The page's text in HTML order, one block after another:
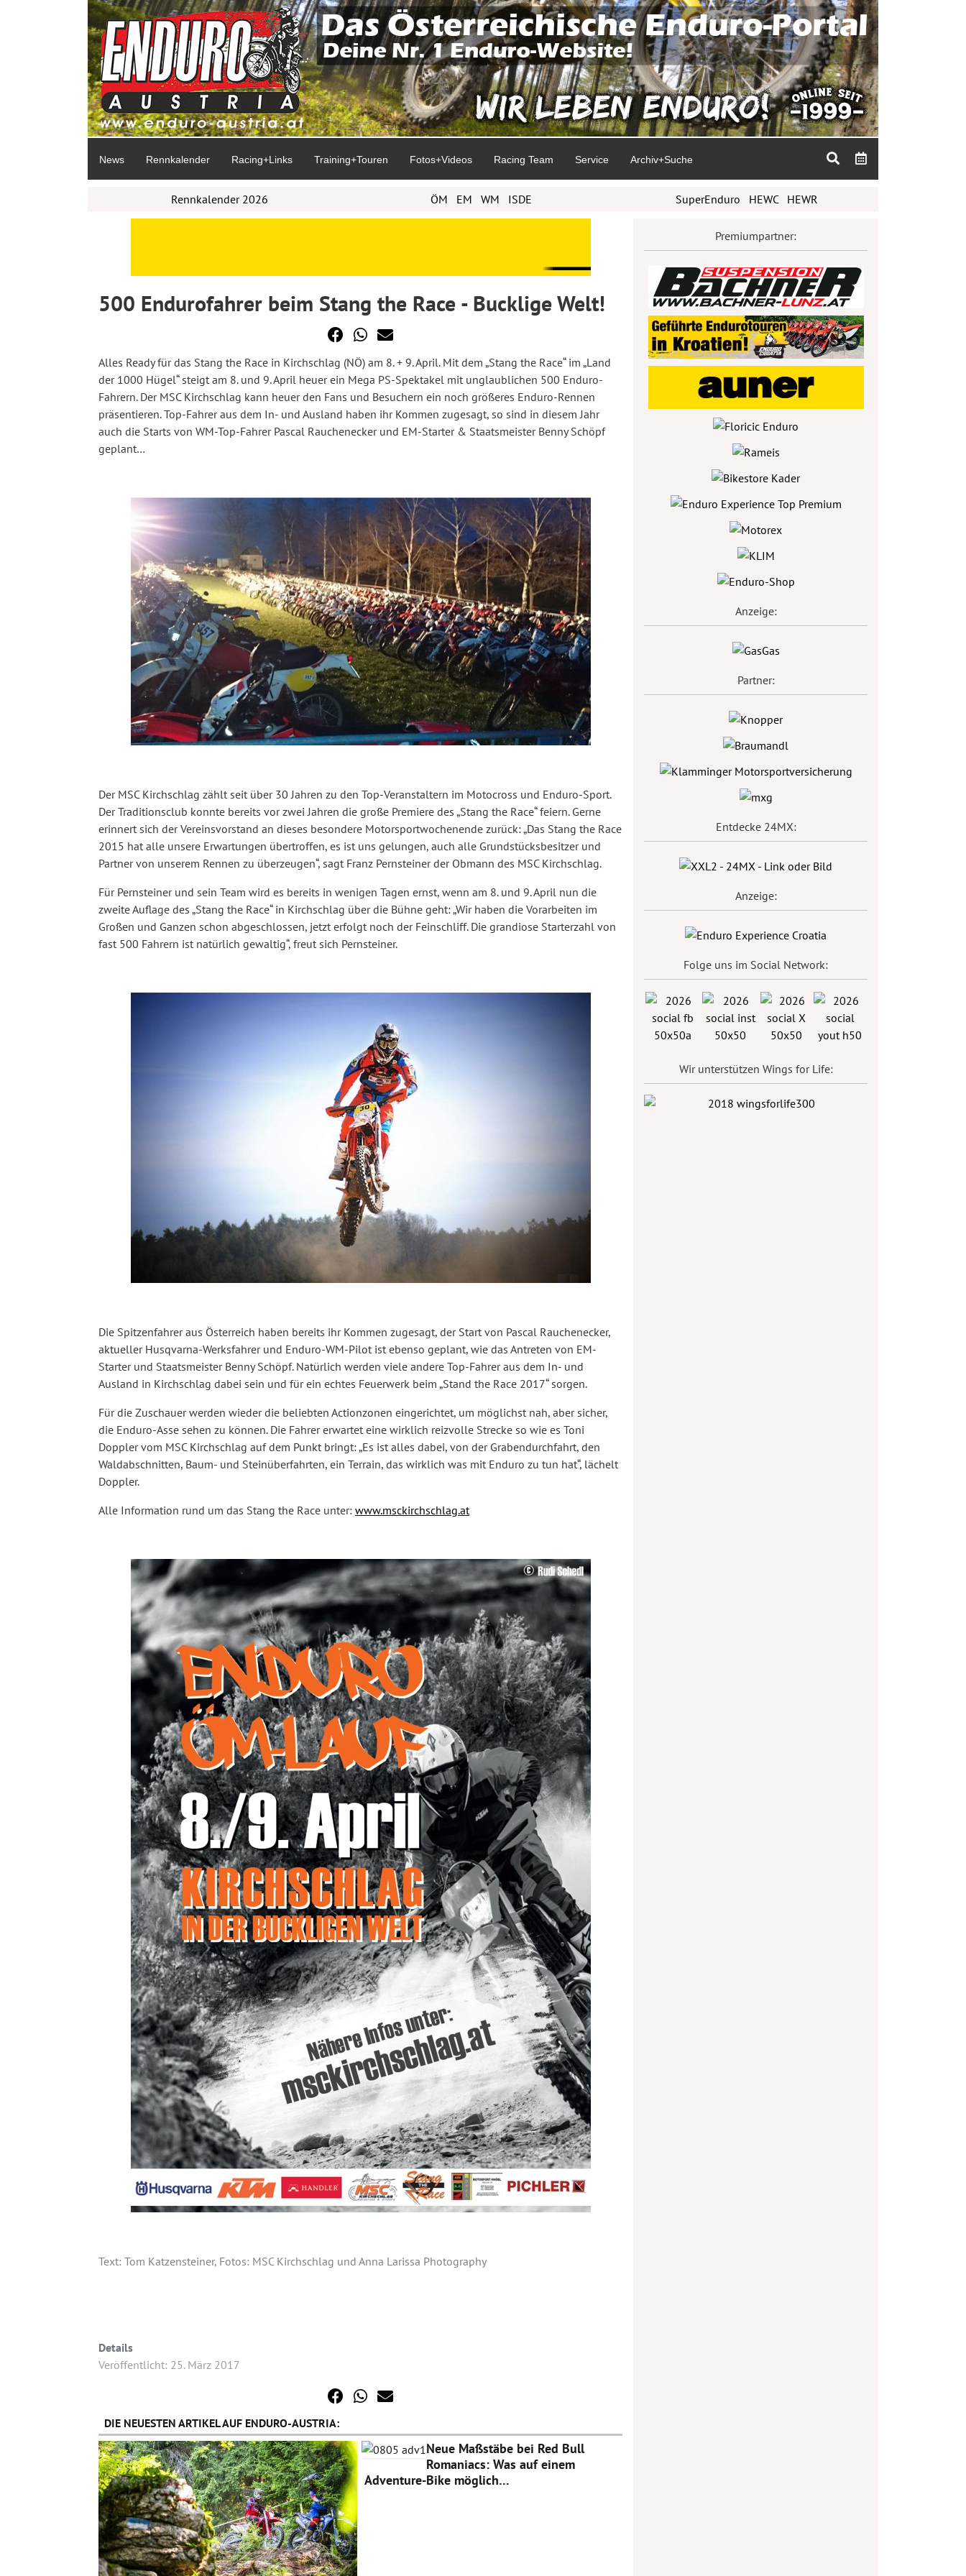
News Rennkalender Racing+Links Training+Touren Fotos+Videos Racing Team Service Archiv+Suche
Rennkalender 2026 ÖM EM WM ISDE SuperEnduro HEWC HEWR
500 Endurofahrer beim Stang the Race - Bucklige Welt!
Alles Ready für das Stang the Race in Kirchschlag (NÖ) am 8. + 9. April. Mit dem „Stang the Race“ im „Land
der 1000 Hügel“ steigt am 8. und 9. April heuer ein Mega PS-Spektakel mit unglaublichen 500 Enduro-
Fahrern. Der MSC Kirchschlag kann heuer den Fans und Besuchern ein noch größeres Enduro-Rennen
präsentieren. Top-Fahrer aus dem In- und Ausland haben ihr Kommen zugesagt, so sind in diesem Jahr
auch die Starts von WM-Top-Fahrer Pascal Rauchenecker und EM-Starter & Staatsmeister Benny Schöpf
geplant…
Der MSC Kirchschlag zählt seit über 30 Jahren zu den Top-Veranstaltern im Motocross und Enduro-Sport.
Der Traditionsclub konnte bereits vor zwei Jahren die große Premiere des „Stang the Race“ feiern. Gerne
erinnert sich der Vereinsvorstand an dieses besondere Motorsportwochenende zurück: „Das Stang the Race
2015 hat alle unsere Erwartungen übertroffen, es ist uns gelungen, auch alle Grundstücksbesitzer und
Partner von unserem Rennen zu überzeugen“, sagt Franz Pernsteiner der Obmann des MSC Kirchschlag.
Für Pernsteiner und sein Team wird es bereits in wenigen Tagen ernst, wenn am 8. und 9. April nun die
zweite Auflage des „Stang the Race“ in Kirchschlag über die Bühne geht: „Wir haben die Vorarbeiten im
Großen und Ganzen schon abgeschlossen, jetzt erfolgt noch der Feinschliff. Die grandiose Starterzahl von
fast 500 Fahrern ist natürlich gewaltig“, freut sich Pernsteiner.
Die Spitzenfahrer aus Österreich haben bereits ihr Kommen zugesagt, der Start von Pascal Rauchenecker,
aktueller Husqvarna-Werksfahrer und Enduro-WM-Pilot ist ebenso geplant, wie das Antreten von EM-
Starter und Staatsmeister Benny Schöpf. Natürlich werden viele andere Top-Fahrer aus dem In- und
Ausland in Kirchschlag dabei sein und für ein echtes Feuerwerk beim „Stand the Race 2017“ sorgen.
Für die Zuschauer werden wieder die beliebten Actionzonen eingerichtet, um möglichst nah, aber sicher,
die Enduro-Asse sehen zu können. Die Fahrer erwartet eine wirklich reizvolle Strecke so wie es Toni
Doppler vom MSC Kirchschlag auf dem Punkt bringt: „Es ist alles dabei, von der Grabendurchfahrt, den
Waldabschnitten, Baum- und Steinüberfahrten, ein Terrain, das wirklich was mit Enduro zu tun hat“, lächelt
Doppler.
Alle Information rund um das Stang the Race unter: www.msckirchschlag.at
Text: Tom Katzensteiner, Fotos: MSC Kirchschlag und Anna Larissa Photography
Details
Veröffentlicht: 25. März 2017
DIE NEUESTEN ARTIKEL AUF ENDURO-AUSTRIA:
Neue Maßstäbe bei Red Bull
Romaniacs: Was auf einem
Adventure-Bike möglich…
Premiumpartner:
Anzeige:
Partner:
Entdecke 24MX:
Anzeige:
Folge uns im Social Network:
Wir unterstützen Wings for Life: